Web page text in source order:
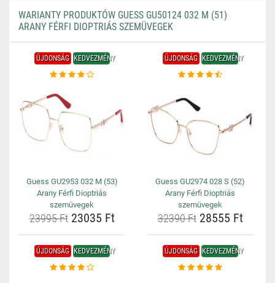
WARIANTY PRODUKTÓW GUESS GU50124 032 M (51)
ARANY FÉRFI DIOPTRIÁS SZEMÜVEGEK
ÚJDONSÁG KEDVEZMÉNY
Guess GU2953 032 M (53)
Arany Férfi Dioptriás
szemüvegek
23995 Ft23035 Ft
ÚJDONSÁG KEDVEZMÉNY
Guess GU2974 028 S (52)
Arany Férfi Dioptriás
szemüvegek
32390 Ft28555 Ft
ÚJDONSÁG KEDVEZMÉNY ÚJDONSÁG KEDVEZMÉNY